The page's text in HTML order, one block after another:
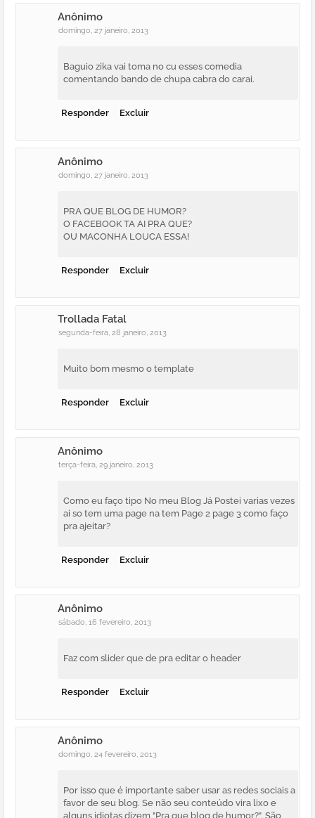
Anônimo
domingo, 27 janeiro, 2013
Baguio zika vai toma no cu esses comedia
comentando bando de chupa cabra do carai.
Responder Excluir
Anônimo
domingo, 27 janeiro, 2013
PRA QUE BLOG DE HUMOR?
O FACEBOOK TA AI PRA QUE?
OU MACONHA LOUCA ESSA!
Responder Excluir
Trollada Fatal
segunda-feira, 28 janeiro, 2013
Muito bom mesmo o template
Responder Excluir
Anônimo
terça-feira, 29 janeiro, 2013
Como eu faço tipo No meu Blog Já Postei varias vezes
ai so tem uma page na tem Page 2 page 3 como faço
pra ajeitar?
Responder Excluir
Anônimo
sábado, 16 fevereiro, 2013
Faz com slider que de pra editar o header
Responder Excluir
Anônimo
domingo, 24 fevereiro, 2013
Por isso que é importante saber usar as redes sociais a
favor de seu blog. Se não seu conteúdo vira lixo e
alguns idiotas dizem "Pra que blog de humor?". São